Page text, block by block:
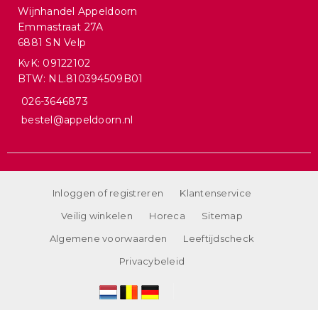
Wijnhandel Appeldoorn
Emmastraat 27A
6881 SN Velp
KvK: 09122102
BTW: NL.810394509B01
026-3646873
bestel@appeldoorn.nl
Inloggen of registreren
Klantenservice
Veilig winkelen
Horeca
Sitemap
Algemene voorwaarden
Leeftijdscheck
Privacybeleid